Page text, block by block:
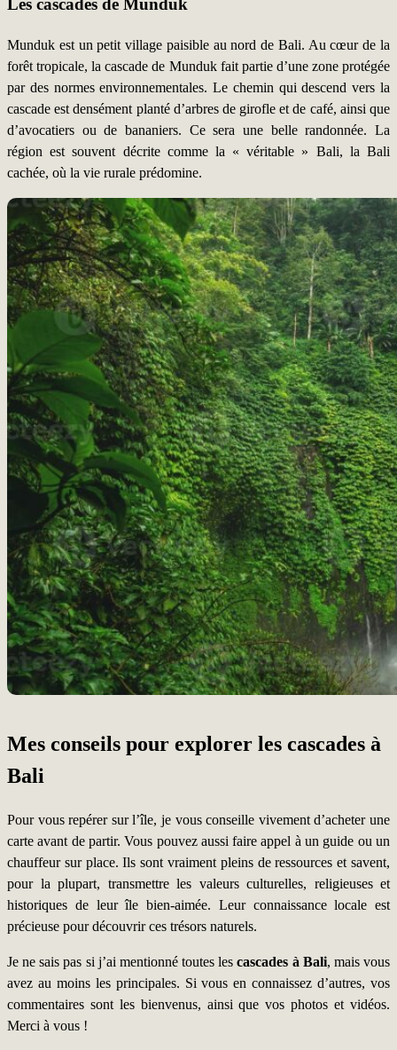
Les cascades de Munduk
Munduk est un petit village paisible au nord de Bali. Au cœur de la
forêt tropicale, la cascade de Munduk fait partie d’une zone protégée
par des normes environnementales. Le chemin qui descend vers la
cascade est densément planté d’arbres de girofle et de café, ainsi que
d’avocatiers ou de bananiers. Ce sera une belle randonnée. La
région est souvent décrite comme la « véritable » Bali, la Bali
cachée, où la vie rurale prédomine.
Mes conseils pour explorer les cascades à
Bali
Pour vous repérer sur l’île, je vous conseille vivement d’acheter une
carte avant de partir. Vous pouvez aussi faire appel à un guide ou un
chauffeur sur place. Ils sont vraiment pleins de ressources et savent,
pour la plupart, transmettre les valeurs culturelles, religieuses et
historiques de leur île bien-aimée. Leur connaissance locale est
précieuse pour découvrir ces trésors naturels.
Je ne sais pas si j’ai mentionné toutes lescascades à Bali, mais vous
avez au moins les principales. Si vous en connaissez d’autres, vos
commentaires sont les bienvenus, ainsi que vos photos et vidéos.
Merci à vous !